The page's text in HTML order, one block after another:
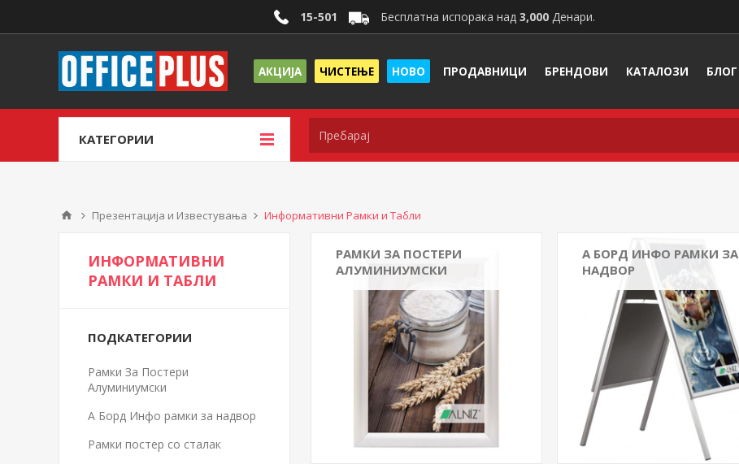
15-501 Бесплатна испорака над 3,000 Денари.
АКЦИЈА ЧИСТЕЊЕ НОВО ПРОДАВНИЦИ БРЕНДОВИ КАТАЛОЗИ БЛОГ
КАТЕГОРИИ
Презентација и Известувања Информативни Рамки и Табли
РАМКИ ЗА ПОСТЕРИ
АЛУМИНИУМСКИ
А БОРД ИНФО РАМКИ ЗА
НАДВОР
ИНФОРМАТИВНИ
РАМКИ И ТАБЛИ
ПОДКАТЕГОРИИ
Рамки За Постери
Алуминиумски
А Борд Инфо рамки за надвор
Рамки постер со сталак